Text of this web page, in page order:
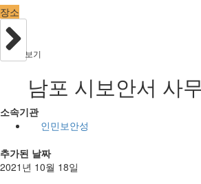
장소
보기
남포 시보안서 사
소속기관
인민보안성
추가된 날짜
2021년 10월 18일